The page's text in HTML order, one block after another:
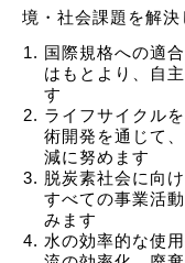
境・社会課題を解決
国際規格への適
はもとより、自
す
ライフサイクル
術開発を通じて
減に努めます
脱炭素社会に向
すべての事業活
みます
水の効率的な使